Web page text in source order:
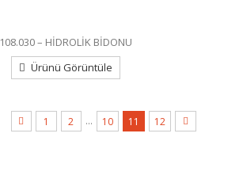
108.030 – HİDROLİK BİDONU
Ürünü Görüntüle
1 2 … 10 11 12